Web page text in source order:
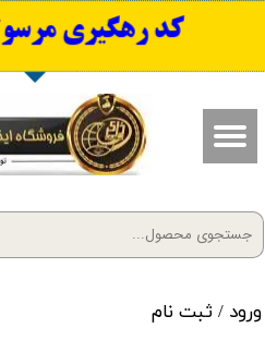
ورود / ثبت نام
حساب کاربری من
سفارشات
​کد رهگیری